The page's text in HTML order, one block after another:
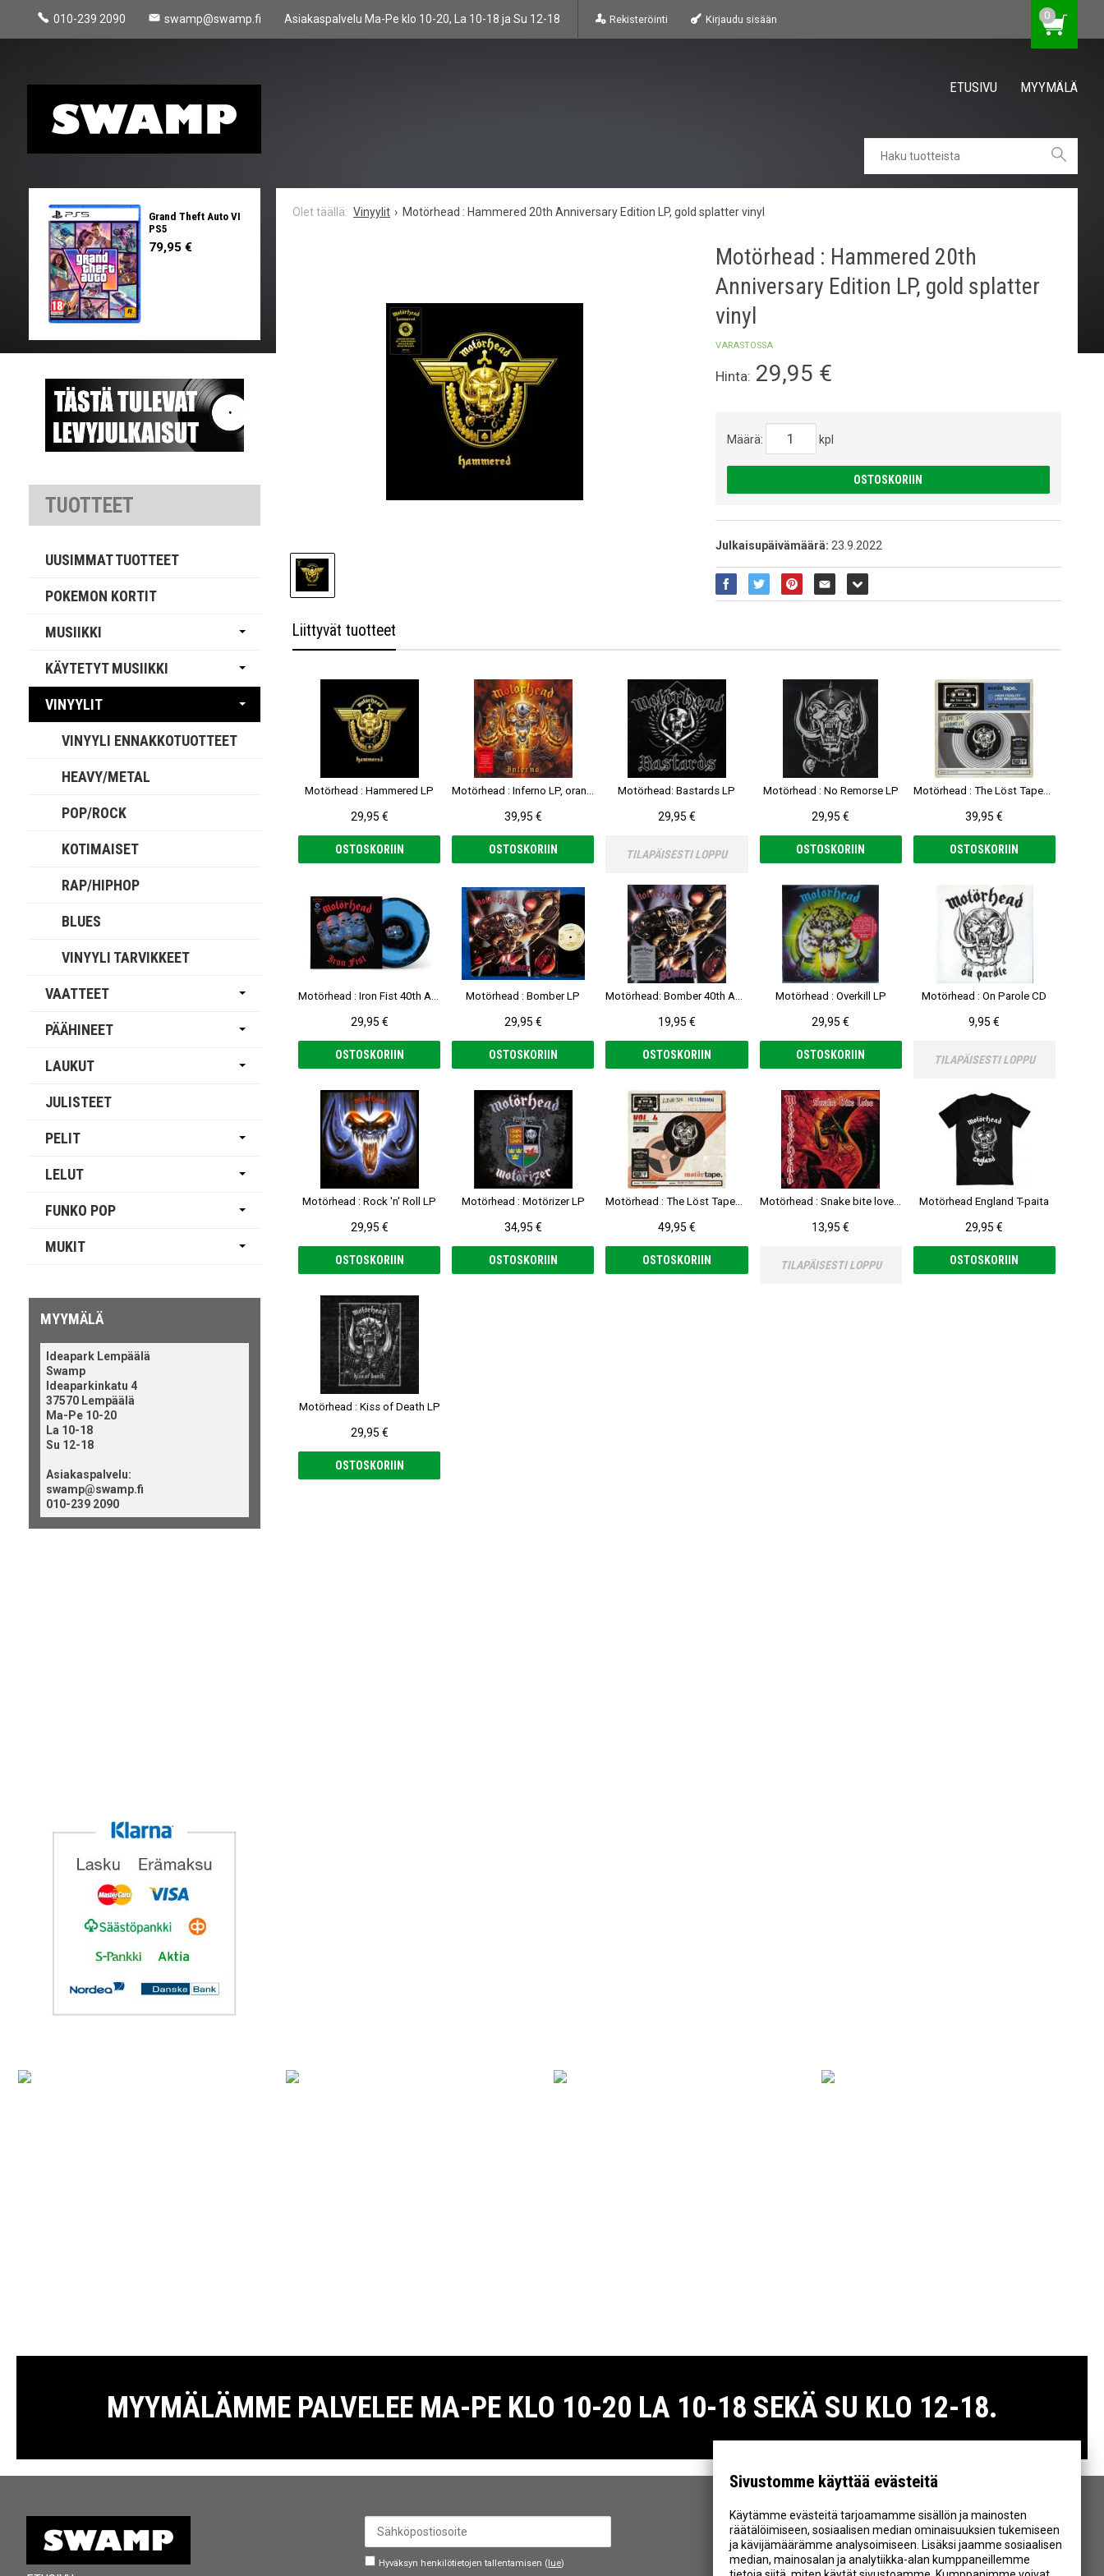
Sivustomme käyttää evästeitä
Käytämme evästeitä tarjoamamme sisällön ja mainosten
räätälöimiseen, sosiaalisen median ominaisuuksien tukemiseen
ja kävijämäärämme analysoimiseen. Lisäksi jaamme sosiaalisen
median, mainosalan ja analytiikka-alan kumppaneillemme
010-239 2090 swamp@swamp.fi Asiakaspalvelu Ma-Pe klo 10-20, La 10-18 ja Su 12-18 Rekisteröinti Kirjaudu sisään 0
ETUSIVU MYYMÄLÄ
Vinyylit Motörhead : Hammered 20th Anniversary Edition LP, gold splatter vinyl
Motörhead : Hammered 20th
Anniversary Edition LP, gold splatter
vinyl
VARASTOSSA
Hinta: 29,95 €
Määrä: kpl
OSTOSKORIIN
Julkaisupäivämäärä: 23.9.2022
Liittyvät tuotteet
Motörhead : Hammered LP
29,95 €
OSTOSKORIIN
39,95 €
OSTOSKORIIN
Motörhead: Bastards LP
29,95 €
TILAPÄISESTI LOPPU
Motörhead : No Remorse LP
29,95 €
OSTOSKORIIN
Motörhead : The Löst Tapes Vol. 2 2-LP, RSD 2022
39,95 €
OSTOSKORIIN
29,95 €
OSTOSKORIIN
Motörhead : Bomber LP
29,95 €
OSTOSKORIIN
19,95 €
OSTOSKORIIN
Motörhead : Overkill LP
29,95 €
OSTOSKORIIN
Motörhead : On Parole CD
9,95 €
TILAPÄISESTI LOPPU
Motörhead : Rock 'n' Roll LP
29,95 €
OSTOSKORIIN
Motörhead : Motörizer LP
34,95 €
OSTOSKORIIN
49,95 €
OSTOSKORIIN
Motörhead : Snake bite love CD
13,95 €
TILAPÄISESTI LOPPU
Motörhead England T-paita
29,95 €
OSTOSKORIIN
Motörhead : Kiss of Death LP
29,95 €
OSTOSKORIIN
Grand Theft Auto VI
PS5
79,95 €
TUOTTEET
UUSIMMAT TUOTTEET
POKEMON KORTIT
MUSIIKKI
KÄYTETYT MUSIIKKI
VINYYLIT
VINYYLI ENNAKKOTUOTTEET
HEAVY/METAL
POP/ROCK
KOTIMAISET
RAP/HIPHOP
BLUES
VINYYLI TARVIKKEET
VAATTEET
PÄÄHINEET
LAUKUT
JULISTEET
PELIT
LELUT
FUNKO POP
MUKIT
MYYMÄLÄ
Ideapark Lempäälä
Swamp
Ideaparkinkatu 4
37570 Lempäälä
Ma-Pe 10-20
La 10-18
Su 12-18
Asiakaspalvelu:
swamp@swamp.fi
010-239 2090
MYYMÄLÄMME PALVELEE MA-PE KLO 10-20 LA 10-18 SEKÄ SU KLO 12-18.
Hyväksyn henkilötietojen tallentamisen ( lue)
SEURAA MEITÄ